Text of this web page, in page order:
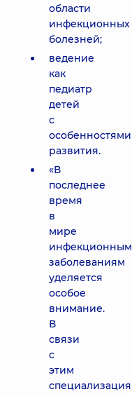
области
инфекционных
болезней;
ведение
как
педиатр
детей
с
особенностями
развития.
«В
последнее
время
в
мире
инфекционным
заболеваниям
уделяется
особое
внимание.
В
связи
с
этим
специализация